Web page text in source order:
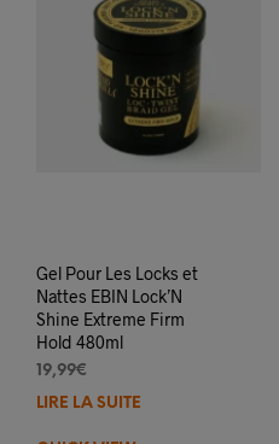
Gel Pour Les Locks et
Nattes EBIN Lock’N
Shine Extreme Firm
Hold 480ml
19,99€
LIRE LA SUITE